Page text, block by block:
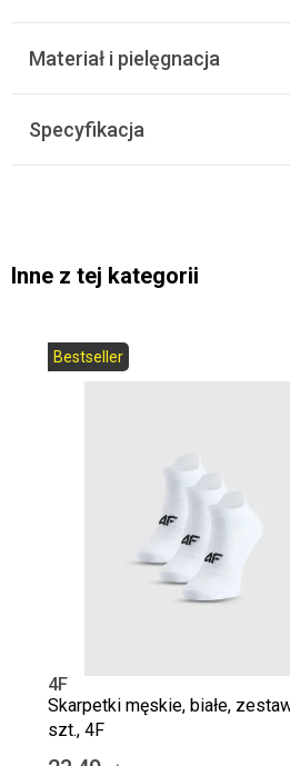
Materiał i pielęgnacja
Specyfikacja
Inne z tej kategorii
Bestseller
4F
Skarpetki męskie, białe,
szt., 4F